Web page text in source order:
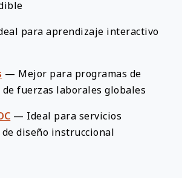
para aprendizaje interactivo
— Mejor para programas de
fuerzas laborales globales
— Ideal para servicios
diseño instruccional